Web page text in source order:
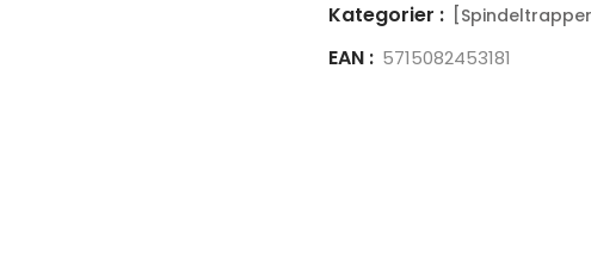
Kategorier : [Spindeltrapper]
EAN : 5715082453181